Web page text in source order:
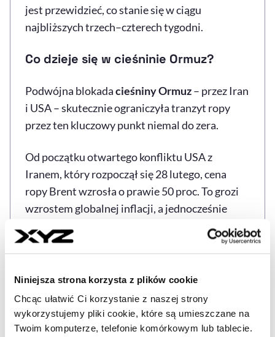
Niniejsza strona korzysta z plików cookie
Chcąc ułatwić Ci korzystanie z naszej strony
wykorzystujemy pliki cookie, które są umieszczane na
Twoim komputerze, telefonie komórkowym lub tablecie.
jest przewidzieć, co stanie się w ciągu
najbliższych trzech–czterech tygodni.
Co dzieje się w cieśninie Ormuz?
Podwójna blokadacieśniny Ormuz– przez Iran
i USA – skutecznie ograniczyła tranzyt ropy
przez ten kluczowy punkt niemal do zera.
Od początku otwartego konfliktu USA z
Iranem, który rozpoczął się 28 lutego, cena
ropy Brent wzrosła o prawie 50 proc. To grozi
wzrostem globalnej inflacji, a jednocześnie
gospodarczy.
Analitycy szacują, że eksport ropy z Zatoki
powodu zamknięcia cieśniny. W rezultacie
globalne zapasy ropy naftowej zmniejszyły się